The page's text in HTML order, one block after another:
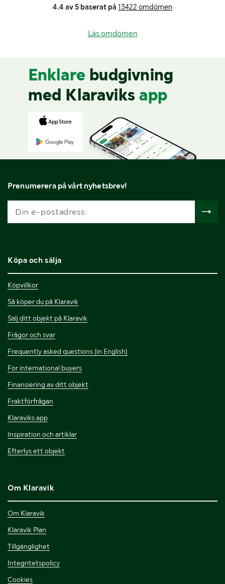
4.4 av 5 baserat på 13422 omdömen
Läs omdömen
Enklare budgivning
med Klaraviks app
Prenumerera på vårt nyhetsbrev!
Köpa och sälja
Köpvillkor
Så köper du på Klaravik
Sälj ditt objekt på Klaravik
Frågor och svar
Frequently asked questions (in English)
For international buyers
Finansiering av ditt objekt
Fraktförfrågan
Klaraviks app
Inspiration och artiklar
Efterlys ett objekt
Om Klaravik
Om Klaravik
Klaravik Plan
Tillgänglighet
Integritetspolicy
Cookies